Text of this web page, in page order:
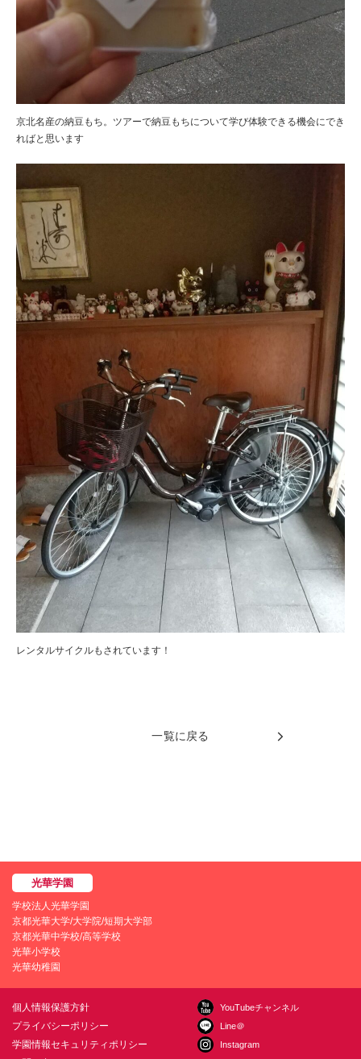
京北名産の納豆もち。ツアーで納豆もちについて学び体験できる機会にでき
ればと思います
レンタルサイクルもされています！
一覧に戻る
学校法人光華学園
京都光華大学/大学院/短期大学部
京都光華中学校/高等学校
光華小学校
光華幼稚園
個人情報保護方針
プライバシーポリシー
学園情報セキュリティポリシー
YouTubeチャンネル
Line＠
Instagram